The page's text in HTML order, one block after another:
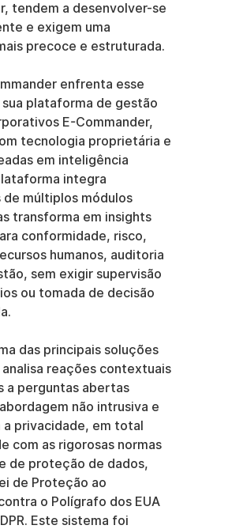
tendem a desenvolver-se
e exigem uma
precoce e estruturada.
enfrenta esse
plataforma de gestão
E-Commander,
tecnologia proprietária e
em inteligência
integra
múltiplos módulos
transforma em insights
conformidade, risco,
humanos, auditoria
sem exigir supervisão
ou tomada de decisão
das principais soluções
reações contextuais
a perguntas abertas
não intrusiva e
a privacidade, em total
com as rigorosas normas
de proteção de dados,
de Proteção ao
o Polígrafo dos EUA
Este sistema foi